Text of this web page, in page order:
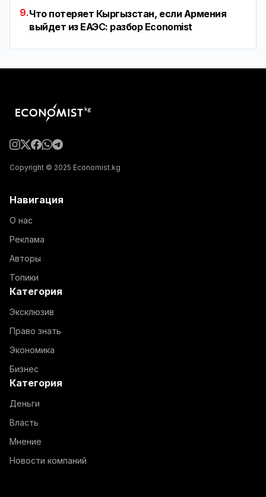
9.Что потеряет Кыргызстан, если Армения
выйдет из ЕАЭС: разбор Economist
Copyright © 2025 Economist.kg
Навигация
О нас
Реклама
Авторы
Топики
Категория
Эксклюзив
Право знать
Экономика
Бизнес
Категория
Деньги
Власть
Мнение
Новости компаний